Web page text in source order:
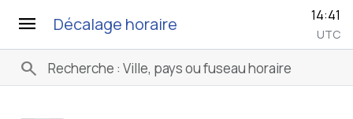
menu Décalage horaire 14:41
UTC
search